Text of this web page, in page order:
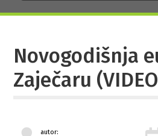
Novogodišnja
Zaječaru
autor: